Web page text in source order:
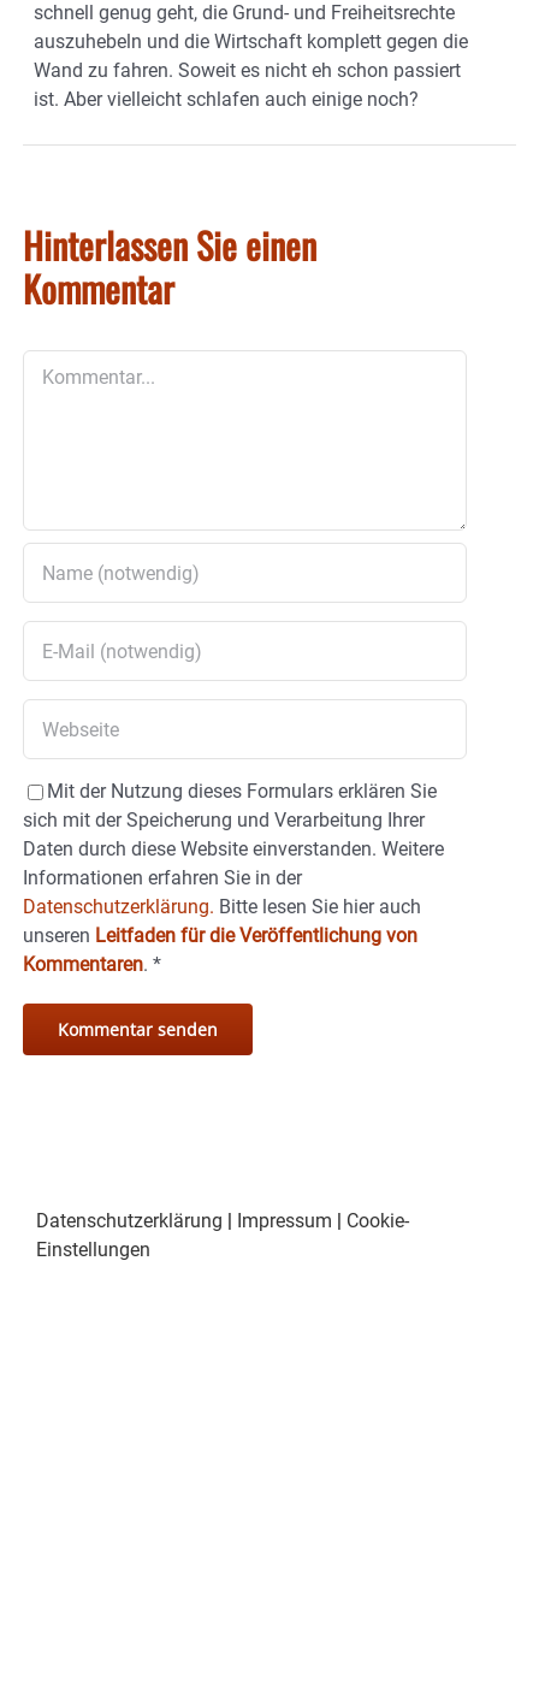
schnell genug geht, die Grund- und Freiheitsrechte
auszuhebeln und die Wirtschaft komplett gegen die
Wand zu fahren. Soweit es nicht eh schon passiert
ist. Aber vielleicht schlafen auch einige noch?
Hinterlassen Sie einen
Kommentar
Mit der Nutzung dieses Formulars erklären Sie
sich mit der Speicherung und Verarbeitung Ihrer
Daten durch diese Website einverstanden. Weitere
Informationen erfahren Sie in der
Datenschutzerklärung. Bitte lesen Sie hier auch
unseren Leitfaden für die Veröffentlichung von
Kommentaren. *
Datenschutzerklärung Impressum
Cookie-
Einstellungen